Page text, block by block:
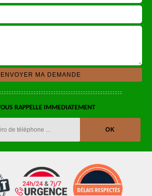
RAPPELLE IMMEDIATEMENT